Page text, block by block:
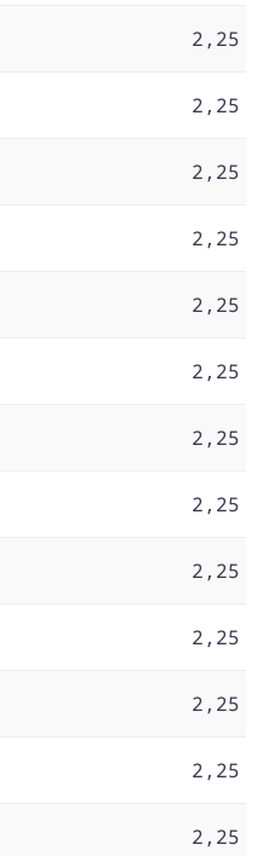
2,25
2,25
2,25
2,25
2,25
2,25
2,25
2,25
2,25
2,25
2,25
2,25
2,25